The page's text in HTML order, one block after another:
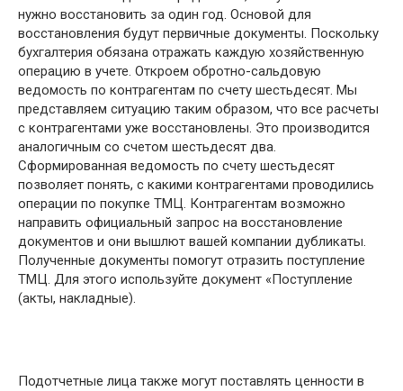
нужно восстановить за один год. Основой для
восстановления будут первичные документы. Поскольку
бухгалтерия обязана отражать каждую хозяйственную
операцию в учете. Откроем обротно-сальдовую
ведомость по контрагентам по счету шестьдесят. Мы
представляем ситуацию таким образом, что все расчеты
с контрагентами уже восстановлены. Это производится
аналогичным со счетом шестьдесят два.
Сформированная ведомость по счету шестьдесят
позволяет понять, с какими контрагентами проводились
операции по покупке ТМЦ. Контрагентам возможно
направить официальный запрос на восстановление
документов и они вышлют вашей компании дубликаты.
Полученные документы помогут отразить поступление
ТМЦ. Для этого используйте документ «Поступление
(акты, накладные).
Подотчетные лица также могут поставлять ценности в